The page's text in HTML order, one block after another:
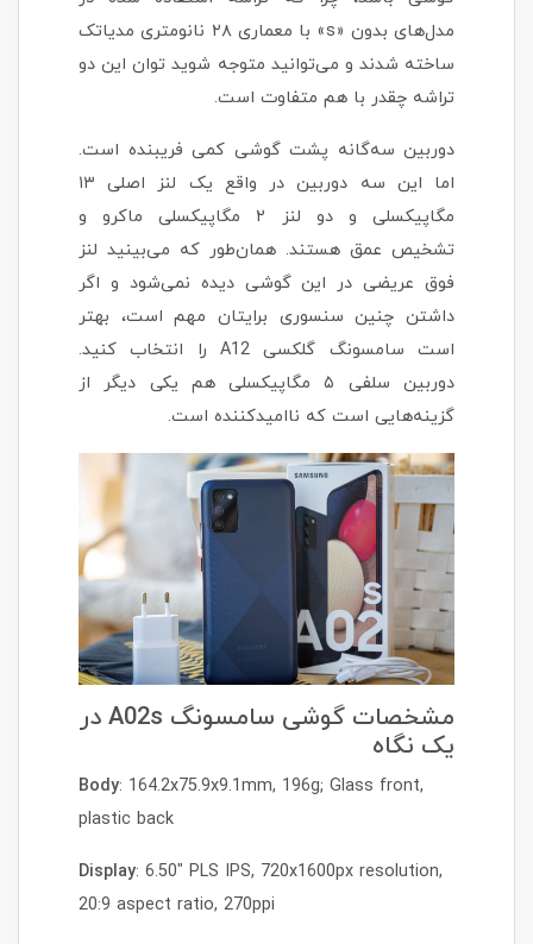
مدل‌های بدون «s» با معماری ۲۸ نانومتری مدیاتک
ساخته شدند و می‌توانید متوجه شوید توان این دو
تراشه چقدر با هم متفاوت است.
دوربین سه‌گانه پشت گوشی کمی فریبنده است.
اما این سه دوربین در واقع یک لنز اصلی ۱۳
مگاپیکسلی و دو لنز ۲ مگاپیکسلی ماکرو و
تشخیص عمق هستند. همان‌طور که می‌بینید لنز
فوق عریضی در این گوشی دیده نمی‌شود و اگر
داشتن چنین سنسوری برایتان مهم است، بهتر
است سامسونگ گلکسی A12 را انتخاب کنید.
دوربین سلفی ۵ مگاپیکسلی هم یکی دیگر از
گزینه‌هایی است که ناامیدکننده است.
مشخصات گوشی سامسونگ A02s در
یک نگاه
Body: 164.2x75.9x9.1mm, 196g; Glass front,
plastic back
Display: 6.50" PLS IPS, 720x1600px resolution,
20:9 aspect ratio, 270ppi